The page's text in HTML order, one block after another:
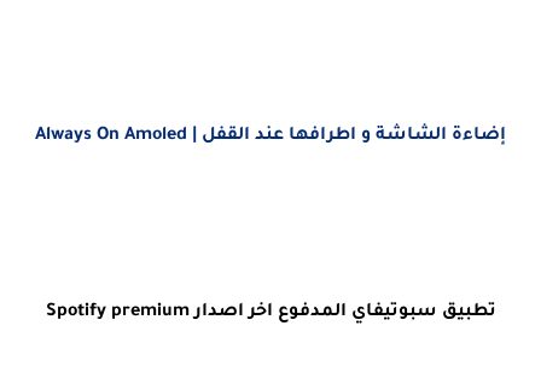
إضاءة ‏الشاشة ‏و ‏اطرافها ‏عند ‏القفل ‏| ‏Always On ‎Amoled
تطبيق سبوتيفاي المدفوع اخر اصدار Spotify premium